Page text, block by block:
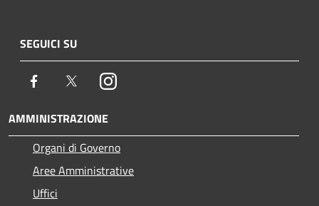
SEGUICI SU
Facebook TwitterInstagram
AMMINISTRAZIONE
Organi di Governo
Aree Amministrative
Uffici